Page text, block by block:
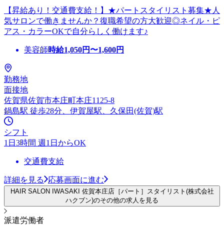
【昇給あり！交通費支給！】★パートスタイリスト募集★人
気サロンで働きませんか？復職希望の方大歓迎◎ネイル・ピ
アス・カラーOKで自分らしく働けます♪
美容師時給1,050円〜1,600円
勤務地
面接地
佐賀県佐賀市本庄町本庄1125-8
鍋島駅 徒歩28分、伊賀屋駅、久保田(佐賀)駅
シフト
1日3時間 週1日からOK
交通費支給
詳細を見る 応募画面に進む
HAIR SALON IWASAKI 佐賀本庄店［パート］スタイリスト(株式会社
ハクブン)のその他の求人を見る
派遣労働者